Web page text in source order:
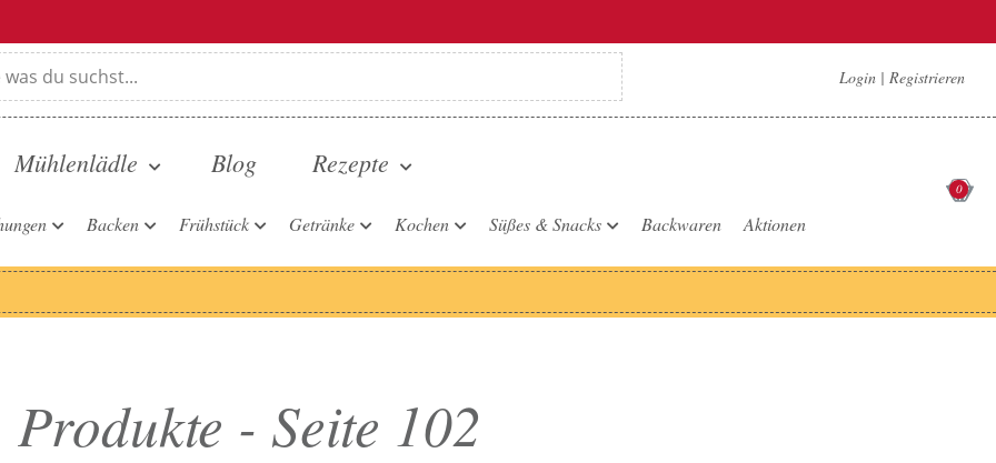
Login | Registrieren
Backen Frühstück Getränke Kochen Süßes & Snacks Backwaren Aktionen
Mühlenlädle Blog Rezepte
0
Produkte - Seite 102